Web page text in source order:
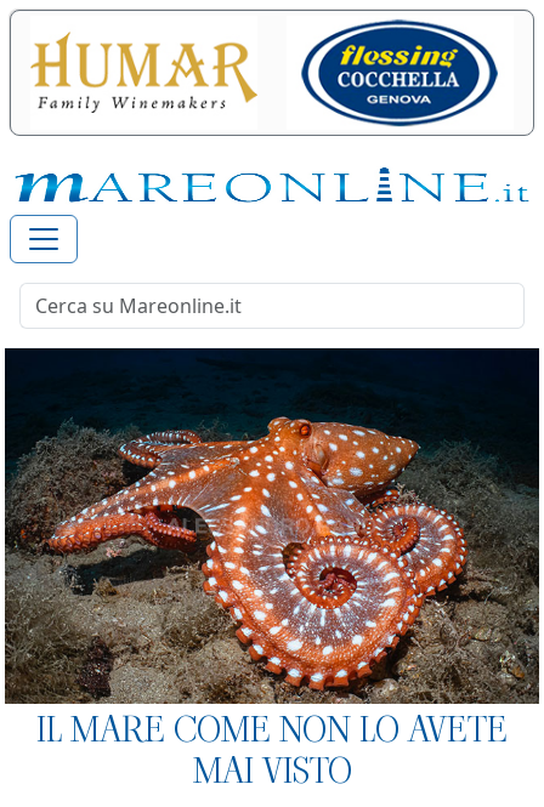
IL MARE COME NON LO AVETE
MAI VISTO